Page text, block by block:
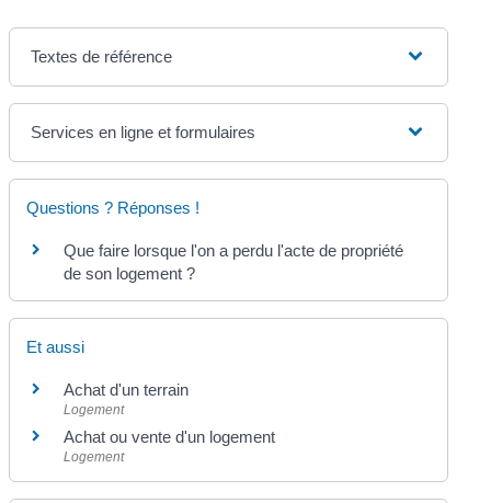
Textes de référence
Services en ligne et formulaires
Questions ? Réponses !
Que faire lorsque l'on a perdu l'acte de propriété
de son logement ?
Et aussi
Achat d'un terrain
Logement
Achat ou vente d'un logement
Logement